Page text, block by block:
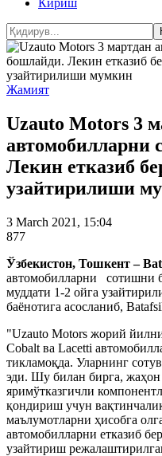
Кириш
Жамият
Uzauto Motors 3
автомобилларни
Лекин етказиб
узайтирилиши
3 March 2021, 15:04
877
Ўзбекистон, Тошкент –
автомобилларни сотишни
муддати 1-2 ойга
баёнотига асосланиб,
"Uzauto Motors жорий
Cobalt ва Lacetti
тикламоқда. Уларнинг
эди. Шу билан бирга,
яримўтказгичли
қондириш учун
маълумотларни ҳисобга
автомобилларни етказиб
узайтириш